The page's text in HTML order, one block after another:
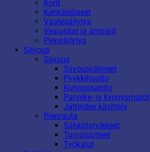
Korit
Kenkätelineet
Vaatesäilytys
Vesiastiat ja ämpärit
Piensäilytys
Siivous
Siivous
Siivousvälineet
Pyykkihuolto
Kunnossapito
Parveke- ja kynnysmatot
Jätteiden käsittely
Pienrauta
Sähkötarvikkeet
Turvatuotteet
Työkalut